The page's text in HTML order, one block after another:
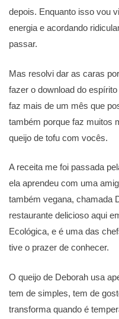
depois. Enquanto isso vou
energia e acordando
passar.
Mas resolvi dar as caras
fazer o download do
faz mais de um mês que
também porque faz muitos
queijo de tofu com vocês.
A receita me foi passada
ela aprendeu com uma
também vegana, chamada
restaurante delicioso aqui
Ecológica, e é uma das
tive o prazer de conhecer.
O queijo de Deborah usa
tem de simples, tem de
transforma quando é